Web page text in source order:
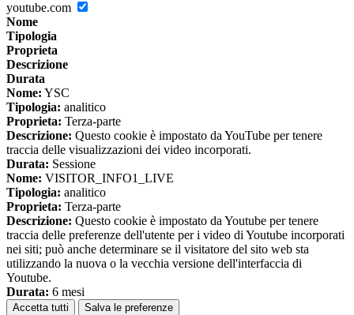
youtube.com
Nome
Tipologia
Proprieta
Descrizione
Durata
Nome: YSC
Tipologia: analitico
Proprieta: Terza-parte
Descrizione: Questo cookie è impostato da YouTube per tenere
traccia delle visualizzazioni dei video incorporati.
Durata: Sessione
Nome: VISITOR_INFO1_LIVE
Tipologia: analitico
Proprieta: Terza-parte
Descrizione: Questo cookie è impostato da Youtube per tenere
traccia delle preferenze dell'utente per i video di Youtube incorporati
nei siti; può anche determinare se il visitatore del sito web sta
utilizzando la nuova o la vecchia versione dell'interfaccia di
Youtube.
Durata: 6 mesi
Accetta tutti Salva le preferenze